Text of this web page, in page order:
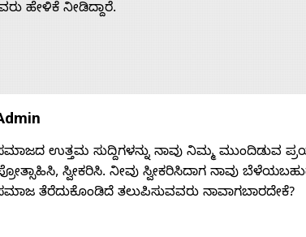
ಹೇಳಿಕೆ ನೀಡಿದ್ದಾರೆ.
ಉತ್ತಮ ಸುದ್ದಿಗಳನ್ನು ನಾವು ನಿಮ್ಮ ಮುಂದಿಡುವ
ಸ್ವೀಕರಿಸಿ. ನೀವು ಸ್ವೀಕರಿಸಿದಾಗ ನಾವು
ತೆರೆದುಕೊಂಡಿದೆ ತಲುಪಿಸುವವರು ನಾವಾಗಬಾರದೇಕೆ?